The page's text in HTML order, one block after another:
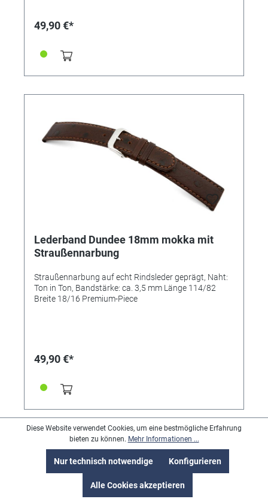
49,90 €*
Lederband Dundee 18mm mokka mit
Straußennarbung
Straußennarbung auf echt Rindsleder geprägt, Naht:
Ton in Ton, Bandstärke: ca. 3,5 mm Länge 114/82
Breite 18/16 Premium-Piece
49,90 €*
1 2
Diese Website verwendet Cookies, um eine bestmögliche Erfahrung
bieten zu können. Mehr Informationen ...
Nur technisch notwendige Konfigurieren
Alle Cookies akzeptieren